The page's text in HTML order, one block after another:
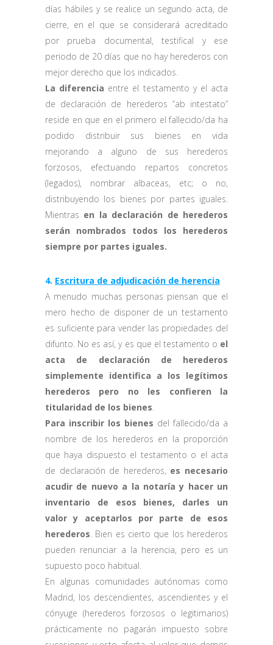
días hábiles y se realice un segundo acta, de
cierre, en el que se considerará acreditado
por prueba documental, testifical y ese
periodo de 20 días que no hay herederos con
mejor derecho que los indicados.
La diferencia entre el testamento y el acta
de declaración de herederos “ab intestato”
reside en que en el primero el fallecido/da ha
podido distribuir sus bienes en vida
mejorando a alguno de sus herederos
forzosos, efectuando repartos concretos
(legados), nombrar albaceas, etc; o no,
distribuyendo los bienes por partes iguales.
Mientras en la declaración de herederos
serán nombrados todos los herederos
siempre por partes iguales.
4. Escritura de adjudicación de herencia
A menudo muchas personas piensan que el
mero hecho de disponer de un testamento
es suficiente para vender las propiedades del
difunto. No es así, y es que el testamento o el
acta de declaración de herederos
simplemente identifica a los legítimos
herederos pero no les confieren la
titularidad de los bienes.
Para inscribir los bienes del fallecido/da a
nombre de los herederos en la proporción
que haya dispuesto el testamento o el acta
de declaración de herederos, es necesario
acudir de nuevo a la notaría y hacer un
inventario de esos bienes, darles un
valor y aceptarlos por parte de esos
herederos. Bien es cierto que los herederos
pueden renunciar a la herencia, pero es un
supuesto poco habitual.
En algunas comunidades autónomas como
Madrid, los descendientes, ascendientes y el
cónyuge (herederos forzosos o legitimarios)
prácticamente no pagarán impuesto sobre